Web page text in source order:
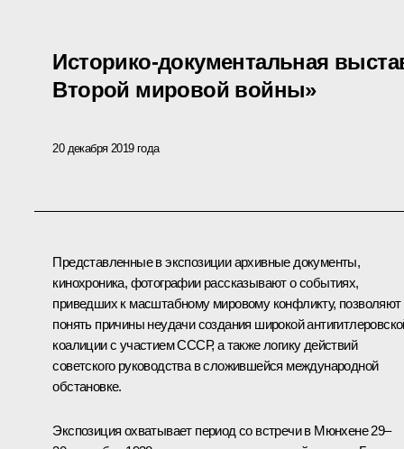
Историко-документальная
Второй мировой войны»
20 декабря 2019 года
Представленные в экспозиции архивные документы,
кинохроника, фотографии рассказывают о событиях,
приведших к масштабному мировому конфликту, позволяют
понять причины неудачи создания широкой
коалиции с участием СССР, а также логику действий
советского руководства в сложившейся международной
обстановке.
Экспозиция охватывает период со встречи в Мюнхене 29–